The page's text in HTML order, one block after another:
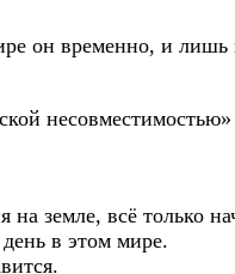
он временно, и
земле, всё только
в этом мире.